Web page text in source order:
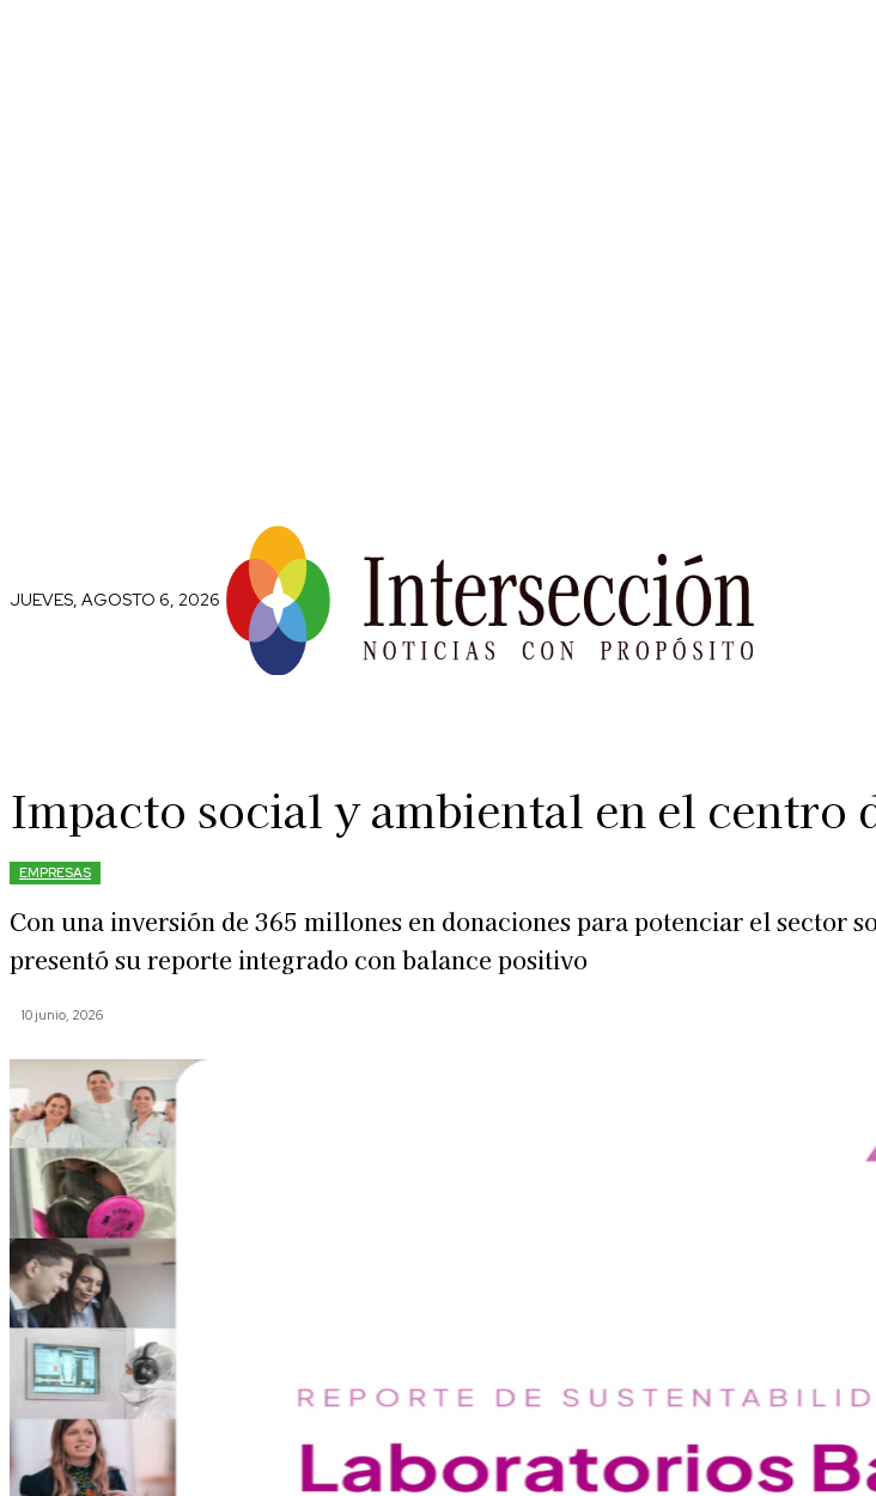
JUEVES, AGOSTO 6, 2026
Impacto social y ambiental en el centro
EMPRESAS
Con una inversión de 365 millones en donaciones para potenciar el sector
presentó su reporte integrado con balance positivo
10 junio, 2026